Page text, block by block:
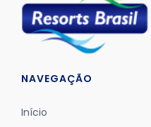
NAVEGAÇÃO
Início